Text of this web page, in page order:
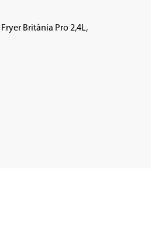
Britânia Pro 2,4L,